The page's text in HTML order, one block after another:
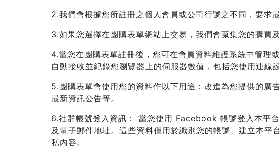
2.我們會根據您所註冊之個人會員或公司行號之不同，要求
3.如果您選擇在團購表單網站上交易，我們會蒐集您的購買
4.當您在團購表單註冊後，您可在會員資料維護系統中管理
自動接收並紀錄您瀏覽器上的伺服器數值，包括您使用連
5.團購表單會使用您的資料作以下用途：改進為您提供的廣
最新資訊公告等。
6.社群帳號登入資訊： 當您使用 Facebook 帳號登入本平
及電子郵件地址。這些資料僅用於識別您的帳號、建立本
私內容。